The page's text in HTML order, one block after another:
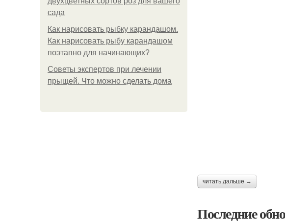
сада
Как нарисовать рыбку карандашом.
Как нарисовать рыбу карандашом
поэтапно для начинающих?
Советы экспертов при лечении
прыщей. Что можно сделать дома
читать дальше →
Последние